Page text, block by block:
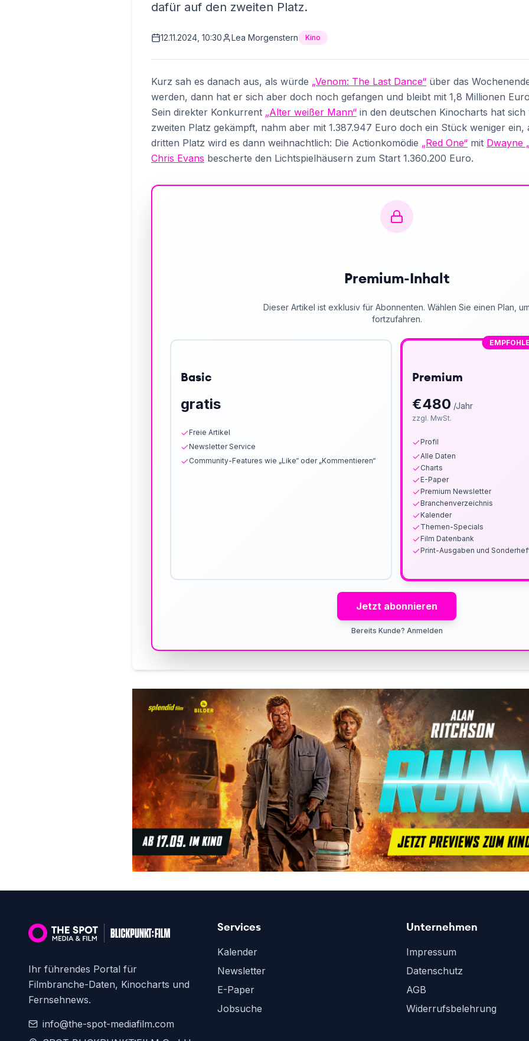
dafür auf den zweiten Platz.
12.11.2024, 10:30 Lea Morgenstern Kino
Kurz sah es danach aus, als würde „Venom: The Last Dance“ über das
werden, dann hat er sich aber doch noch gefangen und bleibt mit 1,8 Millionen
Sein direkter Konkurrent „Alter weißer Mann“ in den deutschen Kinocharts hat
zweiten Platz gekämpft, nahm aber mit 1.387.947 Euro doch ein Stück weniger ein,
dritten Platz wird es dann weihnachtlich: Die Actionkomödie „Red One“ mit Dwayne
Chris Evans bescherte den Lichtspielhäusern zum Start 1.360.200 Euro.
Premium-Inhalt
Dieser Artikel ist exklusiv für Abonnenten. Wählen Sie einen Plan,
fortzufahren.
Basic
gratis
Freie Artikel
Newsletter Service
Community-Features wie „Like“ oder „Kommentieren“
Premium
€480 /Jahr
zzgl. MwSt.
Profil
Alle Daten
Charts
E-Paper
Premium Newsletter
Branchenverzeichnis
Kalender
Themen-Specials
Film Datenbank
Print-Ausgaben und
Jetzt abonnieren
Bereits Kunde? Anmelden
Ihr führendes Portal für
Filmbranche-Daten, Kinocharts und
Fernsehnews.
info@the-spot-mediafilm.com
Services
Kalender
Newsletter
E-Paper
Jobsuche
Unternehmen
Impressum
Datenschutz
AGB
Widerrufsbelehrung